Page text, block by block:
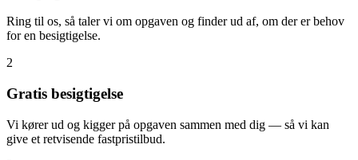
Ring til os, så taler vi om opgaven og finder ud af, om der er behov
for en besigtigelse.
2
Gratis besigtigelse
Vi kører ud og kigger på opgaven sammen med dig — så vi kan
give et retvisende fastpristilbud.